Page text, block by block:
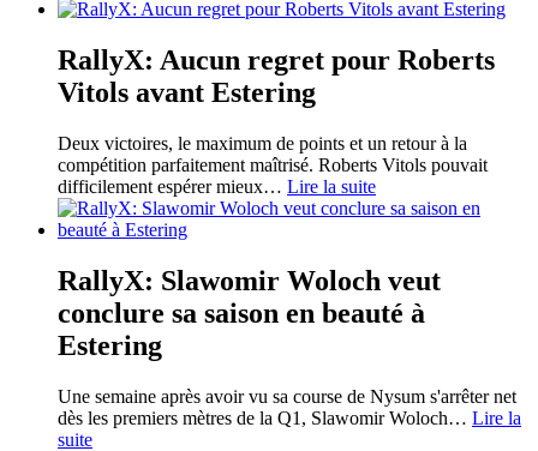
RallyX: Aucun regret pour Roberts
Vitols avant Estering
Deux victoires, le maximum de points et un retour à la
compétition parfaitement maîtrisé. Roberts Vitols pouvait
difficilement espérer mieux… Lire la suite
RallyX: Slawomir Woloch veut
conclure sa saison en beauté à
Estering
Une semaine après avoir vu sa course de Nysum s'arrêter net
dès les premiers mètres de la Q1, Slawomir Woloch… Lire la
suite